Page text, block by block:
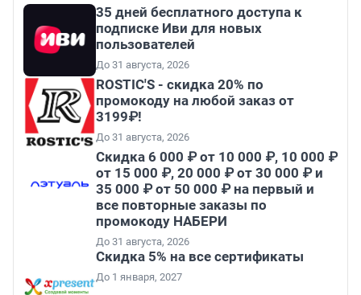
35 дней бесплатного доступа к
подписке Иви для новых
пользователей
До 31 августа, 2026
ROSTIC'S - скидка 20% по
промокоду на любой заказ от
3199₽!
До 31 августа, 2026
Скидка 6 000 ₽ от 10 000 ₽, 10 000 ₽
от 15 000 ₽, 20 000 ₽ от 30 000 ₽ и
35 000 ₽ от 50 000 ₽ на первый и
все повторные заказы по
промокоду НАБЕРИ
До 31 августа, 2026
Скидка 5% на все сертификаты
До 1 января, 2027